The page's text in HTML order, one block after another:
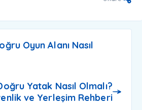
Oyun Alanı Nasıl
Yatak Nasıl Olmalı?
ve Yerleşim Rehberi